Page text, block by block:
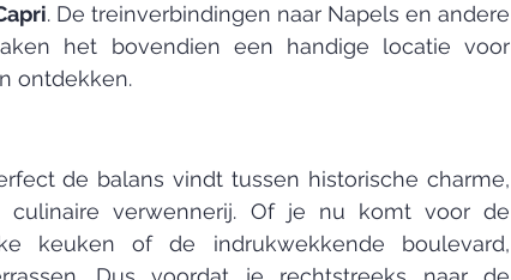
. De treinverbindingen naar Napels en andere
het bovendien een handige locatie voor
ontdekken.
de balans vindt tussen historische charme,
culinaire verwennerij. Of je nu komt voor de
keuken of de indrukwekkende boulevard,